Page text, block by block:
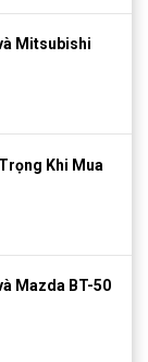
Mitsubishi
Khi Mua
Mazda BT-50